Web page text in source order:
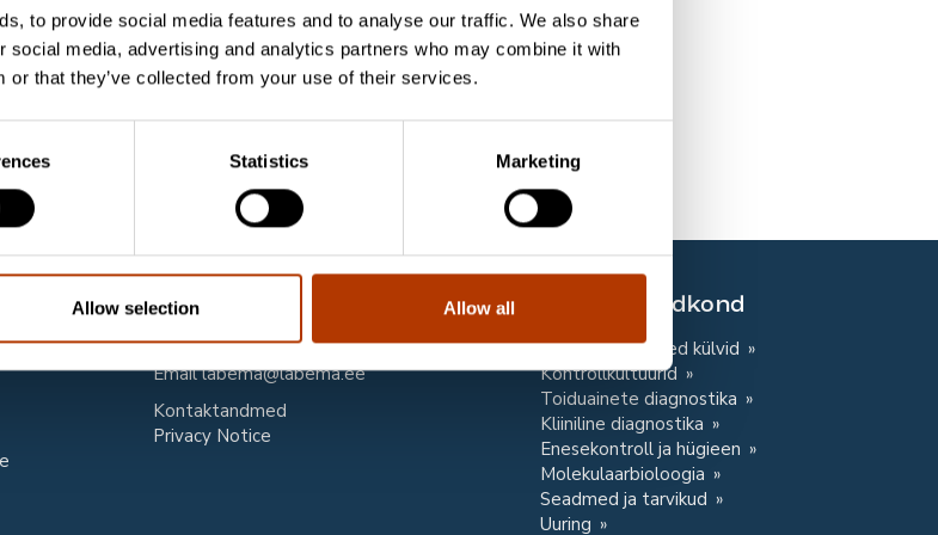
to provide social media features and to analyse our traffic. We also share
social media, advertising and analytics partners who may combine it with
or that they’ve collected from your use of their services.
Statistics Marketing
Allow selection Allow all
specific to Chlamydia pneumoniae
linked immunosorbent assay
infections. For in vitro
Klienditeenindus
Emaillabema@labema.ee
Kontaktandmed
Privacy Notice
Pädevusvaldkond
Mikrobioloogilised külvid
Kontrollkultuurid
Toiduainete diagnostika
Kliiniline diagnostika
Enesekontroll ja hügieen
Molekulaarbioloogia
Seadmed ja tarvikud
Uuring